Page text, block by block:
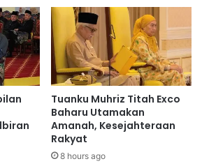
pada Februari 2027 dan Johor dua
16 (PRU16) mesti diadakan selewat-
2028.
Tuanku Muhriz Titah Exco
Baharu Utamakan
Amanah, Kesejahteraan
Rakyat
8 hours ago